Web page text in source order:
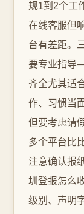
规1到2个工
在线客服但
台有差距。
要专业指导
齐全尤其适
作、习惯当
但要考虑请
多个平台比
注意确认报
圳登报怎么
级别、声明